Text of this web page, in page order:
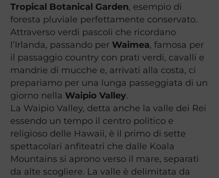
Tropical Botanical Garden, esempio di
foresta pluviale perfettamente conservato.
Attraverso verdi pascoli che ricordano
l’Irlanda, passando per Waimea, famosa per
il passaggio country con prati verdi, cavalli e
mandrie di mucche e, arrivati alla costa, ci
prepariamo per una lunga passeggiata di un
giorno nella Waipio Valley.
La Waipio Valley, detta anche la valle dei Rei
essendo un tempo il centro politico e
religioso delle Hawaii, è il primo di sette
spettacolari anfiteatri che dalle Koala
Mountains si aprono verso il mare, separati
da alte scogliere. La valle è delimitata da